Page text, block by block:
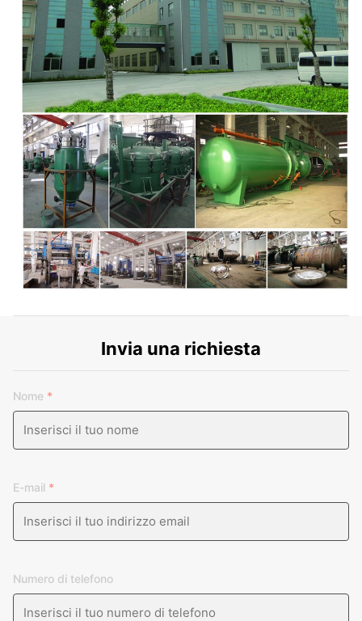
Invia una richiesta
Nome *
E-mail *
Numero di telefono